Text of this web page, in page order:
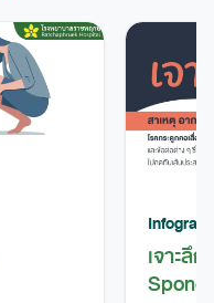
เจาะลึ